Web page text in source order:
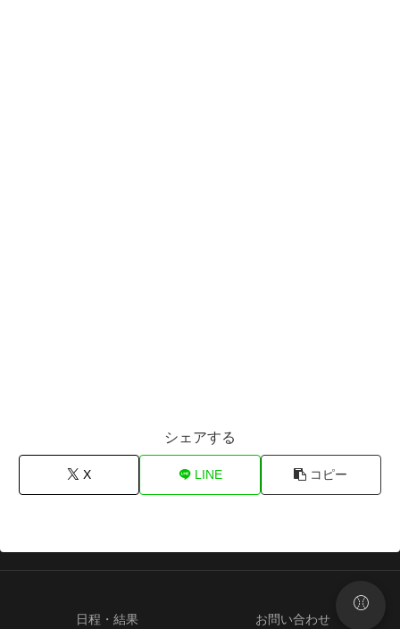
シェアする
X LINE コピー
日程・結果 お問い合わせ
⚾